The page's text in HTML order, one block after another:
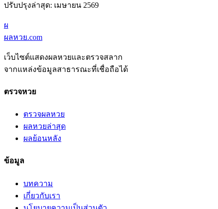
ปรับปรุงล่าสุด: เมษายน 2569
ผ
ผลหวย.com
เว็บไซต์แสดงผลหวยและตรวจสลาก
จากแหล่งข้อมูลสาธารณะที่เชื่อถือได้
ตรวจหวย
ตรวจผลหวย
ผลหวยล่าสุด
ผลย้อนหลัง
ข้อมูล
บทความ
เกี่ยวกับเรา